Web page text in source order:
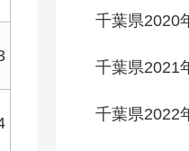
千葉県2020
千葉県2021
千葉県2022